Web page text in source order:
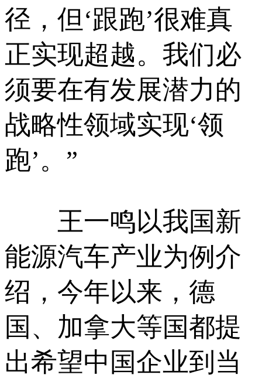
径，但‘跟跑’很难真
正实现超越。我们必
须要在有发展潜力的
战略性领域实现‘领
跑’。”
王一鸣以我国新
能源汽车产业为例介
绍，今年以来，德
国、加拿大等国都提
出希望中国企业到当